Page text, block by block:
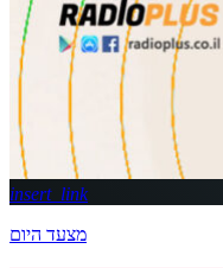
insert_link
מצעד היום